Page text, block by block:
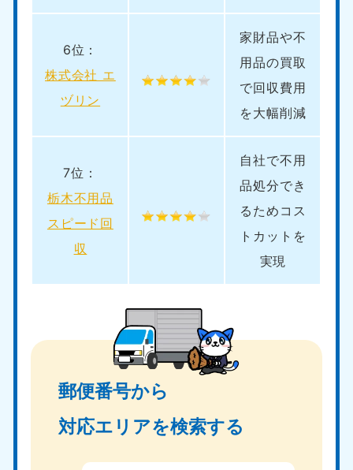
6位：
株式会社 エ
ヅリン
家財品や不
用品の買取
で回収費用
を大幅削減
7位：
栃木不用品
スピード回
収
自社で不用
品処分でき
るためコス
トカットを
実現
郵便番号から
対応エリアを検索する